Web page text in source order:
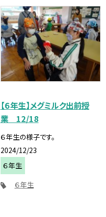
【６年生】メグミルク出前授
業 12/18
６年生の様子です。
2024/12/23
６年生
６年生